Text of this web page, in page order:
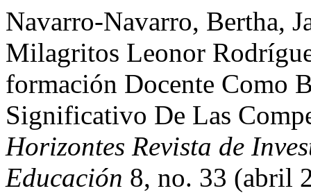
Navarro-Navarro, Bertha,
Milagritos Leonor
formación Docente Como
Significativo De Las
Horizontes Revista de
Educación 8, no. 33 (abril